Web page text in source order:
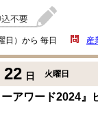
日）から 毎日 産
22 日 火曜日
ーアワード2024』